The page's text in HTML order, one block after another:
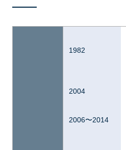
1982
2004
2006〜2014